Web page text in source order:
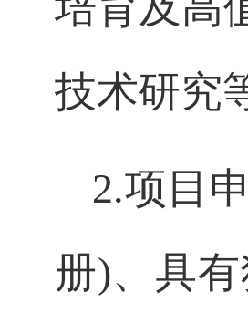
技术研究
2.项目
册)、具